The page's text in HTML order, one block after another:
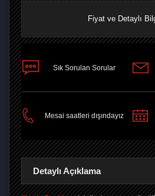
PAYLAŞ
Fiyat ve Detaylı
Sık Sorulan Sorular
Mesai saatleri dışındayız
Detaylı Açıklama